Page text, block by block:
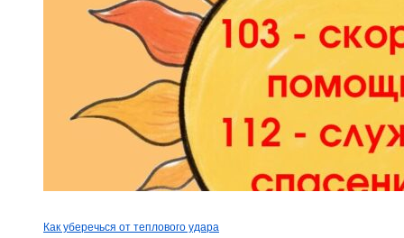
Как уберечься от теплового удара